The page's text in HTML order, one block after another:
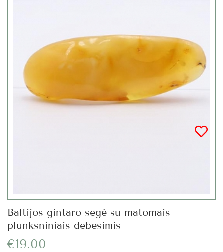
Baltijos gintaro segė su matomais
plunksniniais debesimis
€19.00